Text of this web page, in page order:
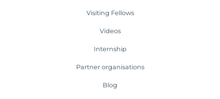
Visiting Fellows
Videos
Internship
Partner organisations
Blog